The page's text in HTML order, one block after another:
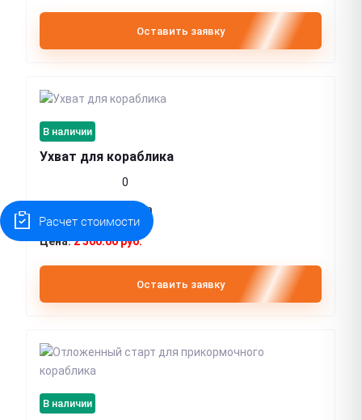
Оставить заявку
В наличии
Ухват для кораблика
0
Ухват для кораблика
2 500.00 руб.
Оставить заявку
В наличии
Расчет стоимости